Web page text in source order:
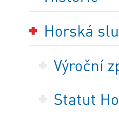
Horská
Výroční
Statut